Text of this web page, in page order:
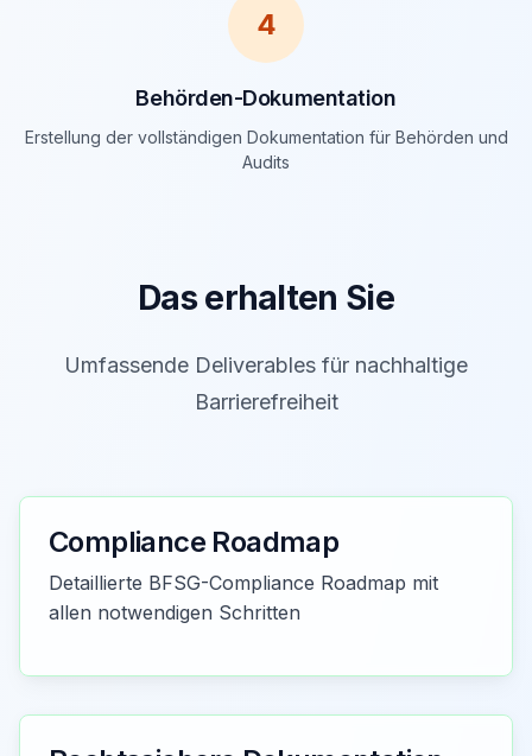
4
Behörden-Dokumentation
Erstellung der vollständigen Dokumentation für Behörden und
Audits
Das erhalten Sie
Umfassende Deliverables für nachhaltige
Barrierefreiheit
Compliance Roadmap
Detaillierte BFSG-Compliance Roadmap mit
allen notwendigen Schritten